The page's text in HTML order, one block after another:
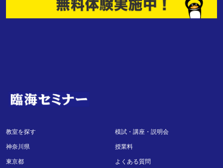
教室を探す
神奈川県
東京都
模試・講座・説明会
授業料
よくある質問